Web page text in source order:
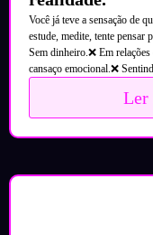
Você já teve a sensação de
estude, medite, tente
Sem dinheiro.❌ Em
cansaço emocional.❌
Ler